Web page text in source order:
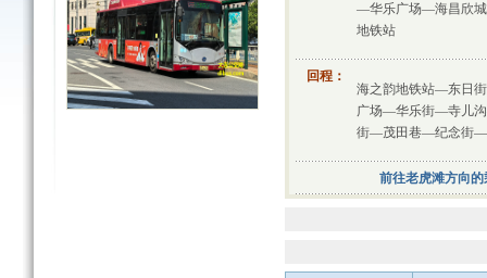
—华乐广场—海昌欣
地铁站
回程：
海之韵地铁站—东日
广场—华乐街—寺儿
街—茂田巷—纪念街—
前往老虎滩方向